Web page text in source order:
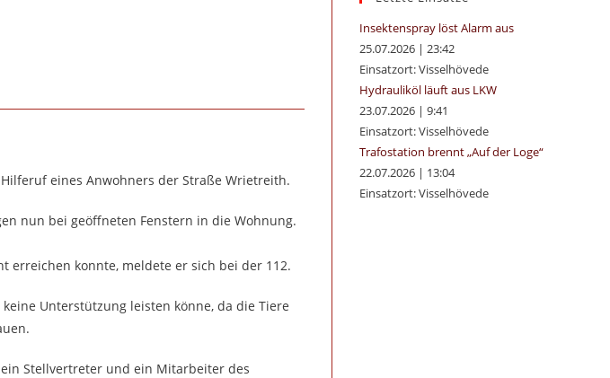
eines Anwohners der Straße Wrietreith.
nun bei geöffneten Fenstern in die Wohnung.
erreichen konnte, meldete er sich bei der 112.
Unterstützung leisten könne, da die Tiere
Stellvertreter und ein Mitarbeiter des
Insektenspray löst Alarm aus
25.07.2026| 23:42
Einsatzort: Visselhövede
Hydrauliköl läuft aus LKW
23.07.2026| 9:41
Einsatzort: Visselhövede
Trafostation brennt „Auf der Loge“
22.07.2026| 13:04
Einsatzort: Visselhövede